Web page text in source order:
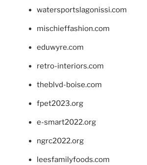
watersportslagonissi.com
mischieffashion.com
eduwyre.com
retro-interiors.com
theblvd-boise.com
fpet2023.org
e-smart2022.org
ngrc2022.org
leesfamilyfoods.com